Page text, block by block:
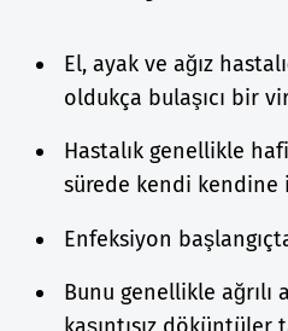
El, ayak ve ağız
oldukça bulaşıcı bir
Hastalık genellikle
sürede kendi kendine
Enfeksiyon
Bunu genellikle ağrılı